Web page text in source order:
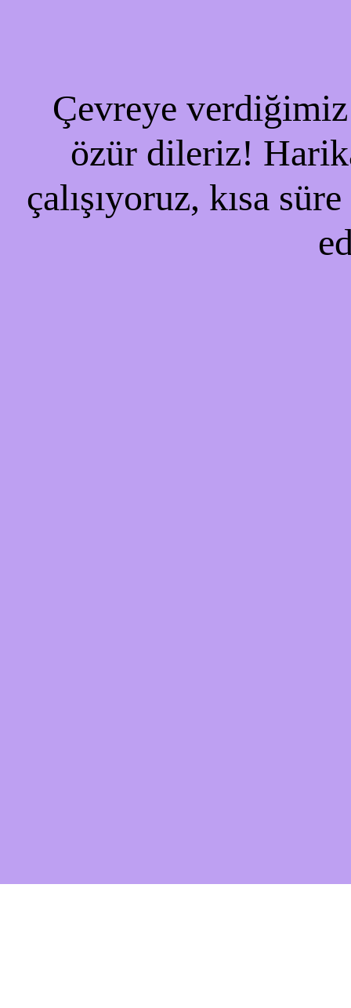
Çevreye verdiğimiz
özür dileriz!
çalışıyoruz, kısa